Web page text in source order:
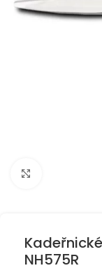
Kadeřnické
NH575R